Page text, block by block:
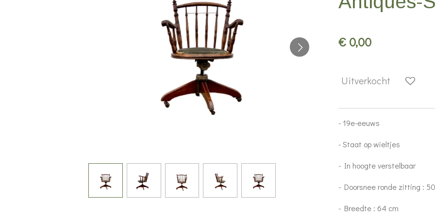
€ 0,00
Uitverkocht
- 19e-eeuws
- Staat op wieltjes
- In hoogte verstelbaar
- Doorsnee ronde zitting :
- Breedte : 64 cm